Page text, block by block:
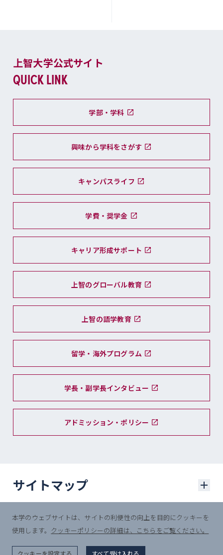
上智大学公式サイト
QUICK LINK
学部・学科
興味から学科をさがす
キャンパスライフ
学費・奨学金
キャリア形成サポート
上智のグローバル教育
上智の語学教育
留学・海外プログラム
学長・副学長インタビュー
アドミッション・ポリシー
サイトマップ
学部入試
学部入試に関するニュース
本学のウェブサイトは、サイトの利便性の向上を目的にクッキーを
使用します。 クッキーポリシーの詳細は、こちらをご覧ください。
クッキーを設定する すべて受け入れる